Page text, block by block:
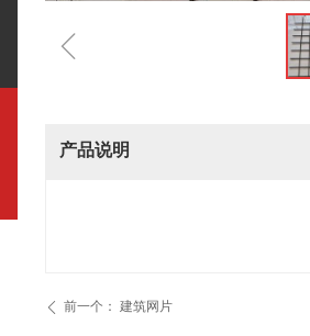
ꁆ
产品说明
ꄴ 前一个： 建筑网片